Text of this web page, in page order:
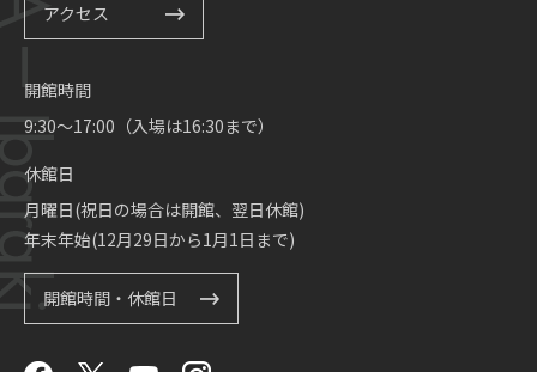
アクセス
開館時間
9:30～17:00（入場は16:30まで）
休館日
月曜日(祝日の場合は開館、翌日休館)
年末年始(12月29日から1月1日まで)
開館時間・休館日